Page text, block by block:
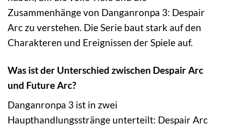
Zusammenhänge von Danganronpa 3: Despair
Arc zu verstehen. Die Serie baut stark auf den
Charakteren und Ereignissen der Spiele auf.
Was ist der Unterschied zwischen Despair Arc
und Future Arc?
Danganronpa 3 ist in zwei
Haupthandlungsstränge unterteilt: Despair Arc